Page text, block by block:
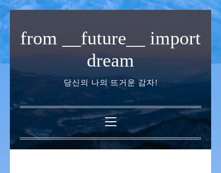
내
바
기
from __future__ import
dream
당신의 나의 뜨거운 감자!
기
본
메
뉴